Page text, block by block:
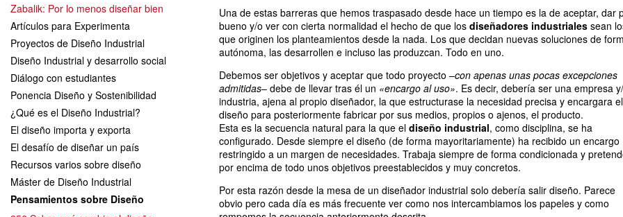
Zabalik: Por lo menos diseñar bien
Artículos para Experimenta
Proyectos de Diseño Industrial
Diseño Industrial y desarrollo social
Diálogo con estudiantes
Ponencia Diseño y Sostenibilidad
¿Qué es el Diseño Industrial?
El diseño importa y exporta
El desafío de diseñar un país
Recursos varios sobre diseño
Máster de Diseño Industrial
Pensamientos sobre Diseño
Una de estas barreras que hemos traspasado desde hace un tiempo es la de aceptar, dar
bueno y/o ver con cierta normalidad el hecho de que los diseñadores industriales sean
que originen los planteamientos desde la nada. Los que decidan nuevas soluciones de
autónoma, las desarrollen e incluso las produzcan. Todo en uno.
Debemos ser objetivos y aceptar que todo proyecto –con apenas unas pocas excepciones
admitidas– debe de llevar tras él un «encargo al uso». Es decir, debería ser una empresa
industria, ajena al propio diseñador, la que estructurase la necesidad precisa y encargara el
diseño para posteriormente fabricar por sus medios, propios o ajenos, el producto.
Esta es la secuencia natural para la que el diseño industrial, como disciplina, se ha
configurado. Desde siempre el diseño (de forma mayoritariamente) ha recibido un encargo
restringido a un margen de necesidades. Trabaja siempre de forma condicionada y
por encima de todo unos objetivos preestablecidos y muy concretos.
Por esta razón desde la mesa de un diseñador industrial solo debería salir diseño. Parece
obvio pero cada día es más frecuente ver como nos intercambiamos los papeles y como